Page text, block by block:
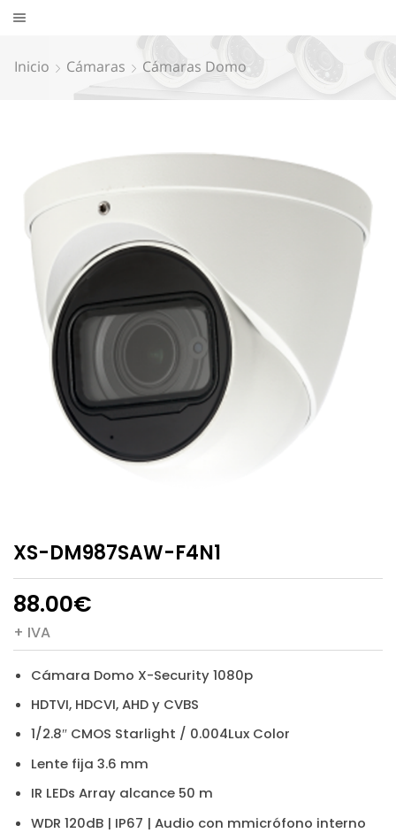
Inicio Cámaras Cámaras Domo
XS-DM987SAW-F4N1
88.00€
+ IVA
Cámara Domo X-Security 1080p
HDTVI, HDCVI, AHD y CVBS
1/2.8″ CMOS Starlight / 0.004Lux Color
Lente fija 3.6 mm
IR LEDs Array alcance 50 m
WDR 120dB | IP67 | Audio con mmicrófono interno